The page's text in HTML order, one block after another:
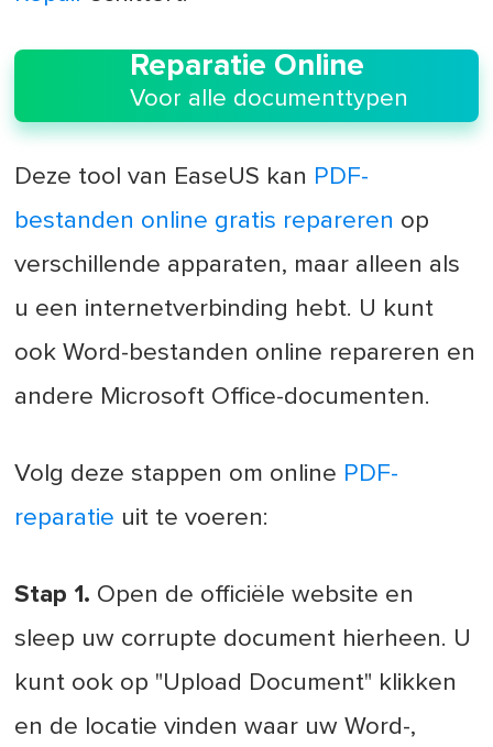
Reparatie Online
Voor alle documenttypen
Deze tool van EaseUS kan PDF-
bestanden online gratis repareren op
verschillende apparaten, maar alleen als
u een internetverbinding hebt. U kunt
ook Word-bestanden online repareren en
andere Microsoft Office-documenten.
Volg deze stappen om online PDF-
reparatie uit te voeren:
Stap 1. Open de officiële website en
sleep uw corrupte document hierheen. U
kunt ook op "Upload Document" klikken
en de locatie vinden waar uw Word-,